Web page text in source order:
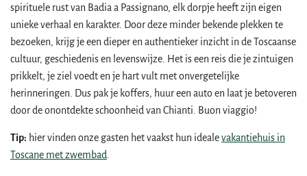
spirituele rust van Badia a Passignano, elk dorpje heeft zijn eigen
unieke verhaal en karakter. Door deze minder bekende plekken te
bezoeken, krijg je een dieper en authentieker inzicht in de Toscaanse
cultuur, geschiedenis en levenswijze. Het is een reis die je zintuigen
prikkelt, je ziel voedt en je hart vult met onvergetelijke
herinneringen. Dus pak je koffers, huur een auto en laat je betoveren
door de onontdekte schoonheid van Chianti. Buon viaggio!
Tip: hier vinden onze gasten het vaakst hun idealevakantiehuis in
Toscane met zwembad